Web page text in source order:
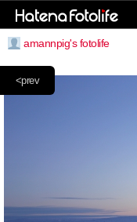
amannpig's fotolife
<prev